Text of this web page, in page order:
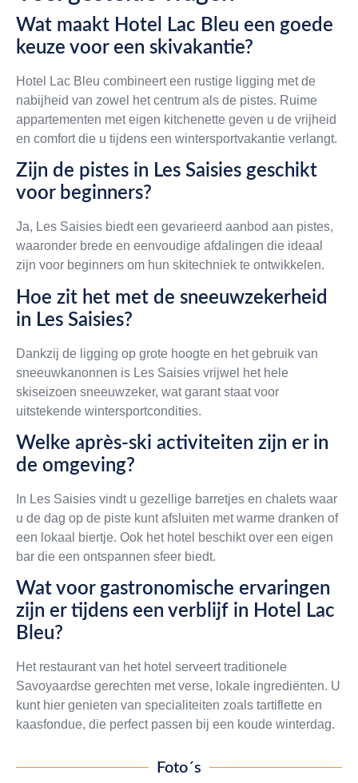
Wat maakt Hotel Lac Bleu een goede
keuze voor een skivakantie?
Hotel Lac Bleu combineert een rustige ligging met de
nabijheid van zowel het centrum als de pistes. Ruime
appartementen met eigen kitchenette geven u de vrijheid
en comfort die u tijdens een wintersportvakantie verlangt.
Zijn de pistes in Les Saisies geschikt
voor beginners?
Ja, Les Saisies biedt een gevarieerd aanbod aan pistes,
waaronder brede en eenvoudige afdalingen die ideaal
zijn voor beginners om hun skitechniek te ontwikkelen.
Hoe zit het met de sneeuwzekerheid
in Les Saisies?
Dankzij de ligging op grote hoogte en het gebruik van
sneeuwkanonnen is Les Saisies vrijwel het hele
skiseizoen sneeuwzeker, wat garant staat voor
uitstekende wintersportcondities.
Welke après-ski activiteiten zijn er in
de omgeving?
In Les Saisies vindt u gezellige barretjes en chalets waar
u de dag op de piste kunt afsluiten met warme dranken of
een lokaal biertje. Ook het hotel beschikt over een eigen
bar die een ontspannen sfeer biedt.
Wat voor gastronomische ervaringen
zijn er tijdens een verblijf in Hotel Lac
Bleu?
Het restaurant van het hotel serveert traditionele
Savoyaardse gerechten met verse, lokale ingrediënten. U
kunt hier genieten van specialiteiten zoals tartiflette en
kaasfondue, die perfect passen bij een koude winterdag.
Foto´s